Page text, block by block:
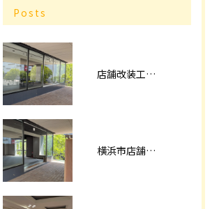
Posts
店舗改装工事パート2
横浜市店舗改装